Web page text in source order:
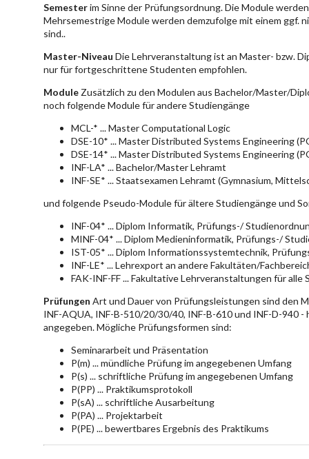
Semesterim Sinne der Prüfungsordnung. Die Module
Mehrsemestrige Module werden demzufolge mit einem ggf.
sind..
Master-Niveau Die Lehrveranstaltung ist an Master- bzw.
nur für fortgeschrittene Studenten empfohlen.
Module Zusätzlich zu den Modulen aus Bachelor/Master/
noch folgende Module für andere Studiengänge
MCL-* ... Master Computational Logic
DSE-10* ... Master Distributed Systems Engineering
DSE-14* ... Master Distributed Systems Engineering
INF-LA* ... Bachelor/Master Lehramt
INF-SE* ... Staatsexamen Lehramt (Gymnasium,
und folgende Pseudo-Module für ältere Studiengänge und
INF-04* ... Diplom Informatik, Prüfungs-/
MINF-04* ... Diplom Medieninformatik, Prüfungs-/
IST-05* ... Diplom Informationssystemtechnik,
INF-LE* ... Lehrexport an andere Fakultäten/
FAK-INF-FF ... Fakultative Lehrveranstaltungen für
Prüfungen Art und Dauer von Prüfungsleistungen sind den
INF-AQUA, INF-B-510/20/30/40, INF-B-610 und INF-D-940
angegeben. Mögliche Prüfungsformen sind:
Seminararbeit und Präsentation
P(m) ... mündliche Prüfung im angegebenen Umfang
P(s) ... schriftliche Prüfung im angegebenen Umfang
P(PP) ... Praktikumsprotokoll
P(sA) ... schriftliche Ausarbeitung
P(PA) ... Projektarbeit
P(PE) ... bewertbares Ergebnis des Praktikums